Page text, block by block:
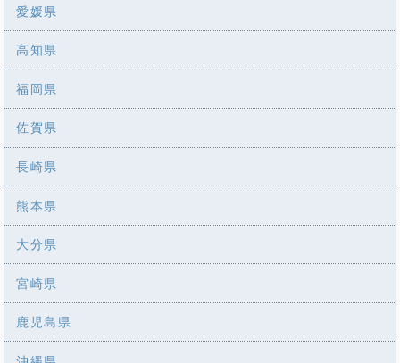
愛媛県
高知県
福岡県
佐賀県
長崎県
熊本県
大分県
宮崎県
鹿児島県